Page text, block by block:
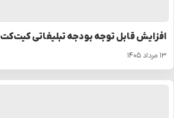
افزایش قابل توجه بودجه تبلیغاتی کیت‌کت
۱۳ مرداد ۱۴۰۵